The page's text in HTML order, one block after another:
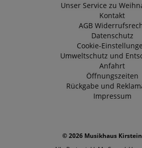
Unser Service zu
Kontakt
AGB
Datenschutz
Cookie-
Umweltschutz und
Anfahrt
Öffnungszeiten
Rückgabe und
Impressum
© 2026 Musikhaus